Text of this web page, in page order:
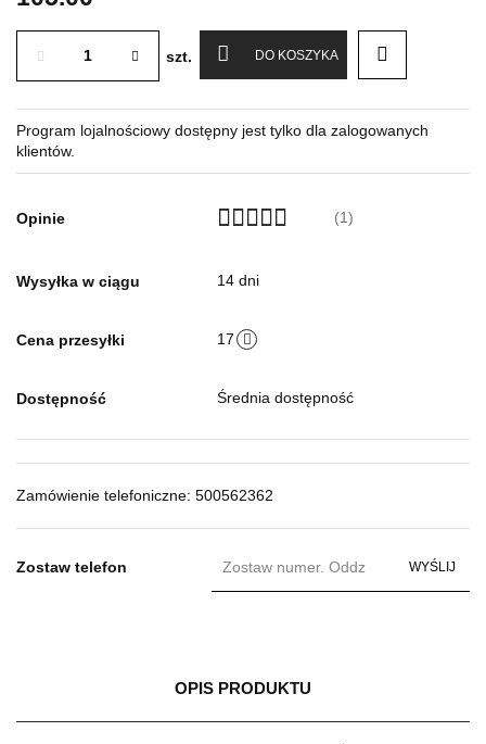
szt. DO KOSZYKA
Program lojalnościowy dostępny jest tylko dla zalogowanych
klientów.
Opinie (1)
Wysyłka w ciągu 14 dni
Cena przesyłki 17
Dostępność Średnia dostępność
Zamówienie telefoniczne: 500562362
Zostaw telefon WYŚLIJ
OPIS PRODUKTU